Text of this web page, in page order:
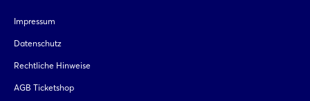
Impressum
Datenschutz
Rechtliche Hinweise
AGB Ticketshop